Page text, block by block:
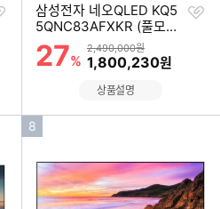
삼성전자 네오QLED KQ5
5QNC83AFXKR (풀모션
슬림핏 벽걸이)
할인률
27%
상품금액
2,490,000원
할인금액
1,800,230원
찜
상품설명
인
순
위
8